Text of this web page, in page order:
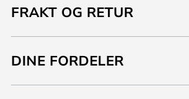
FRAKT OG RETUR
DINE FORDELER